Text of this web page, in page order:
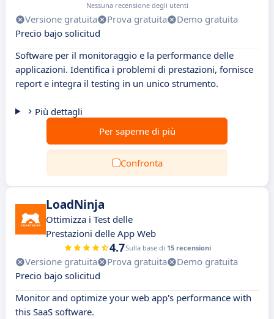
Nessuna recensione degli utenti
Versione gratuita Prova gratuita
Demo gratuita
Precio bajo solicitud
Software per il monitoraggio e la performance delle
applicazioni. Identifica i problemi di prestazioni, fornisce
report e integra il testing in un unico strumento.
Più dettagli
Per saperne di più
Confronta
LoadNinja
Ottimizza i Test delle
Prestazioni delle App Web
4.7Sulla base di 15 recensioni
Versione gratuita Prova gratuita
Demo gratuita
Precio bajo solicitud
Monitor and optimize your web app's performance with
this SaaS software.